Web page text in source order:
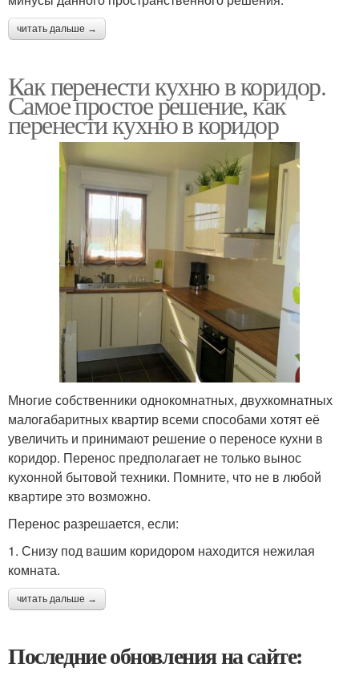
читать дальше →
Как перенести кухню в коридор.
Самое простое решение, как
перенести кухню в коридор
Многие собственники однокомнатных, двухкомнатных
малогабаритных квартир всеми способами хотят её
увеличить и принимают решение о переносе кухни в
коридор. Перенос предполагает не только вынос
кухонной бытовой техники. Помните, что не в любой
квартире это возможно.
Перенос разрешается, если:
1. Снизу под вашим коридором находится нежилая
комната.
читать дальше →
Последние обновления на сайте: